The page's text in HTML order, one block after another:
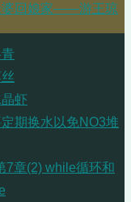
婆回娘家——游王琼
虾
期换水以免NO3堆
7章(2) while循环和